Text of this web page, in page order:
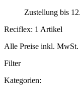
Zustellung bis
Reciflex: 1 Artikel
Alle Preise inkl. MwSt.
Filter
Kategorien: